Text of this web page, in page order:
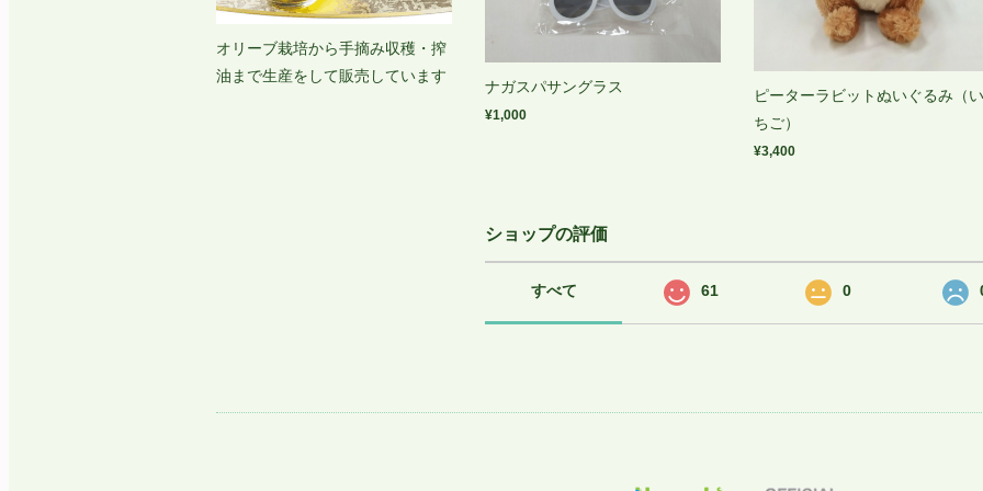
ナガスパサングラス
¥1,000
ピーターラビットぬいぐるみ（い
ちご）
¥3,400
ショップの評価
すべて 61 0
オリーブ栽培から手摘み収穫・搾
油まで生産をして販売しています